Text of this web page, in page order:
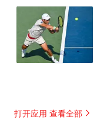
打开应用 查看全部